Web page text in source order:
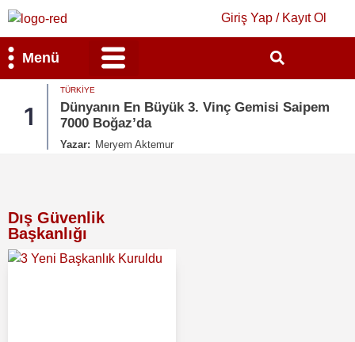
Giriş Yap / Kayıt Ol
Menü
1
TÜRKIYE
Dünyanın En Büyük 3. Vinç Gemisi Saipem
7000 Boğaz’da
Yazar: Meryem Aktemur
Dış Güvenlik
Başkanlığı